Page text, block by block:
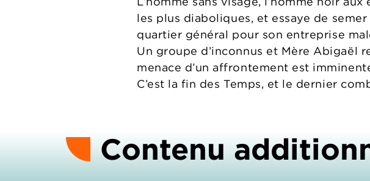
les plus diaboliques, et essaye de
quartier général pour son entreprise
Un groupe d’inconnus et Mère Abigaël
menace d’un affrontement est
C’est la fin des Temps, et le dernier
Contenu